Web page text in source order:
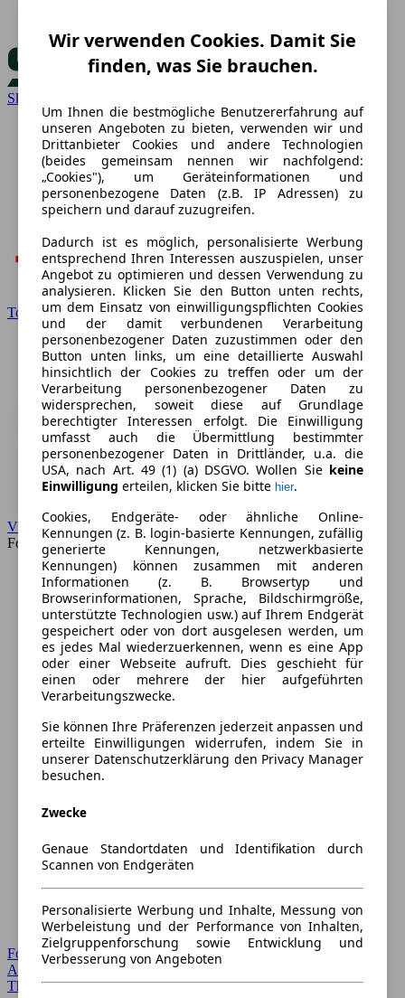
Skoda
Toyota
VW
Forum
Forum Startseite
Alle Auto-Foren
Themen-Forum
Wir verwenden Cookies. Damit Sie
finden, was Sie brauchen.
Um Ihnen die bestmögliche Benutzererfahrung auf
unseren Angeboten zu bieten, verwenden wir und
Drittanbieter Cookies und andere Technologien
(beides gemeinsam nennen wir nachfolgend:
„Cookies"), um Geräteinformationen und
personenbezogene Daten (z.B. IP Adressen) zu
speichern und darauf zuzugreifen.
Dadurch ist es möglich, personalisierte Werbung
entsprechend Ihren Interessen auszuspielen, unser
Angebot zu optimieren und dessen Verwendung zu
analysieren. Klicken Sie den Button unten rechts,
um dem Einsatz von einwilligungspflichten Cookies
und der damit verbundenen Verarbeitung
personenbezogener Daten zuzustimmen oder den
Button unten links, um eine detaillierte Auswahl
hinsichtlich der Cookies zu treffen oder um der
Verarbeitung personenbezogener Daten zu
widersprechen, soweit diese auf Grundlage
berechtigter Interessen erfolgt. Die Einwilligung
umfasst auch die Übermittlung bestimmter
personenbezogener Daten in Drittländer, u.a. die
USA, nach Art. 49 (1) (a) DSGVO. Wollen Sie keine
Einwilligung erteilen, klicken Sie bitte hier.
Cookies, Endgeräte- oder ähnliche Online-
Kennungen (z. B. login-basierte Kennungen, zufällig
generierte Kennungen, netzwerkbasierte
Kennungen) können zusammen mit anderen
Informationen (z. B. Browsertyp und
Browserinformationen, Sprache, Bildschirmgröße,
unterstützte Technologien usw.) auf Ihrem Endgerät
gespeichert oder von dort ausgelesen werden, um
es jedes Mal wiederzuerkennen, wenn es eine App
oder einer Webseite aufruft. Dies geschieht für
einen oder mehrere der hier aufgeführten
Verarbeitungszwecke.
Sie können Ihre Präferenzen jederzeit anpassen und
erteilte Einwilligungen widerrufen, indem Sie in
unserer Datenschutzerklärung den Privacy Manager
besuchen.
Zwecke
Genaue Standortdaten und Identifikation durch
Scannen von Endgeräten
Personalisierte Werbung und Inhalte, Messung von
Werbeleistung und der Performance von Inhalten,
Zielgruppenforschung sowie Entwicklung und
Verbesserung von Angeboten